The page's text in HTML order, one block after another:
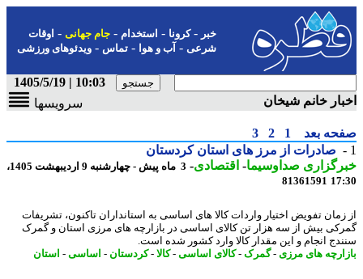
-کرونا-استخدام- جام جهانی-اوقات
شرعی-آب و هوا-تماس-ویدئوهای ورزشی
10:03 | 1405/5/19
خانم شیخان
سرویسها
بعد 1
2
3
صادرات از مرز های استان کردستان
صداوسیما-اقتصادی-
3 ماه پیش - چهارشنبه 9 اردیبهشت 1405،
81361591
تفویض اختیار واردات کالا های اساسی به استانداران تاکنون، تشریفات
بیش از سه هزار تن کالای اساسی در بازارچه های مرزی استان و گمرک
انجام و این مقدار کالا وارد کشور شده است.
های مرزی- گمرک- کالای اساسی-کالا -کردستان-اساسی-استان